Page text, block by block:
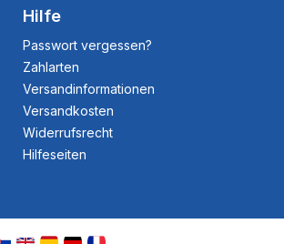
Hilfe
Passwort vergessen?
Zahlarten
Versandinformationen
Versandkosten
Widerrufsrecht
Hilfeseiten